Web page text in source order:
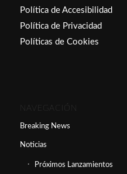
Política de Accesibilidad
Política de Privacidad
Políticas de Cookies
NAVEGACIÓN
Breaking News
Noticias
Próximos Lanzamientos